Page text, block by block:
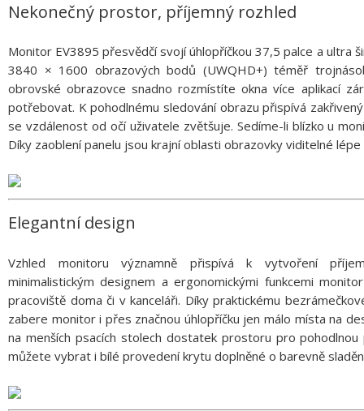
Nekonečný prostor, příjemný rozhled
Monitor EV3895 přesvědčí svojí úhlopříčkou 37,5 palce a ultra
3840 × 1600 obrazových bodů (UWQHD+) téměř
obrovské obrazovce snadno rozmístíte okna více aplikací
potřebovat. K pohodlnému sledování obrazu přispívá
se vzdálenost od očí uživatele zvětšuje. Sedíme-li blízko u
Díky zaoblení panelu jsou krajní oblasti obrazovky viditelné
Elegantní design
Vzhled monitoru významně přispívá k vytvoření
minimalistickým designem a ergonomickými funkcemi
pracoviště doma či v kanceláři. Díky praktickému
zabere monitor i přes značnou úhlopříčku jen málo místa na
na menších psacích stolech dostatek prostoru pro
můžete vybrat i bílé provedení krytu doplněné o barevně